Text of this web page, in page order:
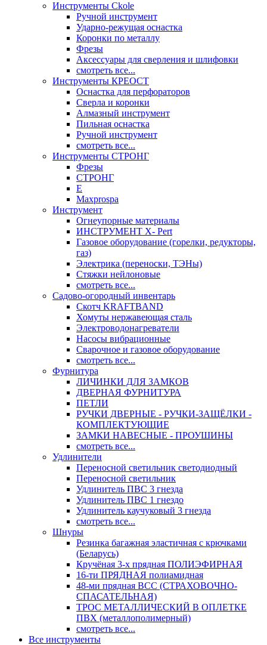
Инструменты Ckole
Ручной инструмент
Ударно‑режущая оснастка
Коронки по металлу
Фрезы
Аксессуары для сверления и шлифовки
смотреть все...
Инструменты КРЕОСТ
Оснастка для перфораторов
Сверла и коронки
Алмазный инструмент
Пильная оснастка
Ручной инструмент
смотреть все...
Инструменты СТРОНГ
Фрезы
СТРОНГ
Е
Maxprospa
Инструмент
Огнеупорные материалы
ИНСТРУМЕНТ X- Pert
Газовое оборудование (горелки, редукторы,
газ)
Электрика (переноски, ТЭНы)
Стяжки нейлоновые
смотреть все...
Садово-огородный инвентарь
Скотч KRAFTBAND
Хомуты нержавеющая сталь
Электроводонагреватели
Насосы вибрационные
Сварочное и газовое оборудование
смотреть все...
Фурнитура
ЛИЧИНКИ ДЛЯ ЗАМКОВ
ДВЕРНАЯ ФУРНИТУРА
ПЕТЛИ
РУЧКИ ДВЕРНЫЕ - РУЧКИ-ЗАЩЁЛКИ -
КОМПЛЕКТУЮЩИЕ
ЗАМКИ НАВЕСНЫЕ - ПРОУШИНЫ
смотреть все...
Удлинители
Переносной светильник светодиодный
Переносной светильник
Удлинитель ПВС 3 гнезда
Удлинитель ПВС 1 гнездо
Удлинитель каучуковый 3 гнезда
смотреть все...
Шнуры
Резинка багажная эластичная с крючками
(Беларусь)
Кручёная 3-х прядная ПОЛИЭФИРНАЯ
16-ти ПРЯДНАЯ полиамидная
48-ми прядная ВСС (СТРАХОВОЧНО-
СПАСАТЕЛЬНАЯ)
ТРОС МЕТАЛЛИЧЕСКИЙ В ОПЛЕТКЕ
ПВХ (металлополимерный)
смотреть все...
Все инструменты